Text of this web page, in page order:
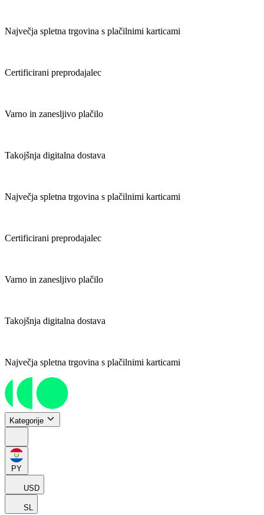
Največja spletna trgovina s plačilnimi karticami
Certificirani preprodajalec
Varno in zanesljivo plačilo
Takojšnja digitalna dostava
Največja spletna trgovina s plačilnimi karticami
Certificirani preprodajalec
Varno in zanesljivo plačilo
Takojšnja digitalna dostava
Največja spletna trgovina s plačilnimi karticami
Kategorije
PY
USD
SL